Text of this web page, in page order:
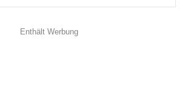
Enthält Werbung